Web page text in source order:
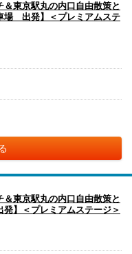
＆東京駅丸の内口自由散策と
場 出発】＜プレミアムステ
＆東京駅丸の内口自由散策と
】＜プレミアムステージ＞